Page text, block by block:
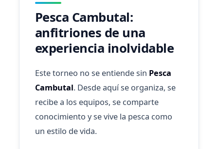
Pesca Cambutal:
anfitriones de una
experiencia inolvidable
Este torneo no se entiende sin Pesca
Cambutal. Desde aquí se organiza, se
recibe a los equipos, se comparte
conocimiento y se vive la pesca como
un estilo de vida.